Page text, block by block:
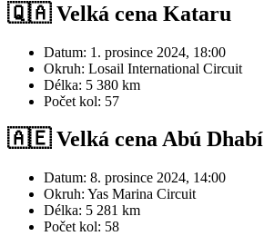
🇶🇦 Velká cena Kataru
Datum: 1. prosince 2024, 18:00
Okruh: Losail International Circuit
Délka: 5 380 km
Počet kol: 57
🇦🇪 Velká cena Abú Dhabí
Datum: 8. prosince 2024, 14:00
Okruh: Yas Marina Circuit
Délka: 5 281 km
Počet kol: 58